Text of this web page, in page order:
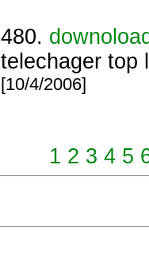
480.
telechager top
[10/4/2006]
1 2 3 4 5